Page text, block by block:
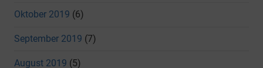
Oktober 2019 (6)
September 2019 (7)
August 2019 (5)